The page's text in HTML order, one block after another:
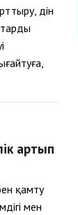
дін
артып
қамту
мен